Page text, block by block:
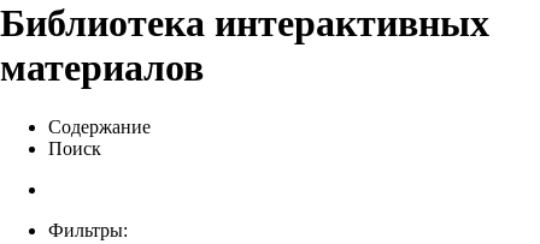
Библиотека интерактивных
материалов
Содержание
Поиск
Фильтры: